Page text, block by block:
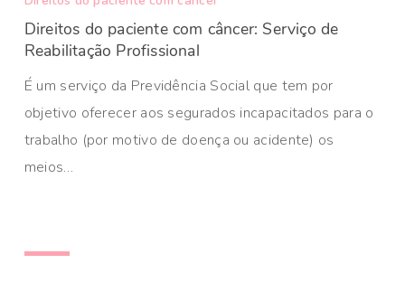
Direitos do paciente com câncer: Serviço de
Reabilitação Profissional
É um serviço da Previdência Social que tem por
objetivo oferecer aos segurados incapacitados para o
trabalho (por motivo de doença ou acidente) os
meios…